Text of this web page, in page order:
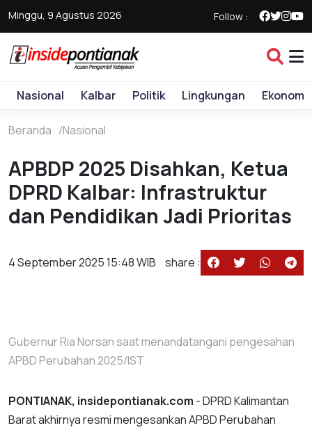
Minggu, 9 Agustus 2026 Follow :
Nasional Kalbar Politik Lingkungan Ekonomi
Beranda Nasional
APBDP 2025 Disahkan, Ketua
DPRD Kalbar: Infrastruktur
dan Pendidikan Jadi Prioritas
4 September 2025 15:48 WIB share :
Gubernur Ria Norsan saat menandatangani pengesahan
APBD Perubahan 2025/IST
PONTIANAK, insidepontianak.com - DPRD Kalimantan
Barat akhirnya resmi mengesankan APBD Perubahan